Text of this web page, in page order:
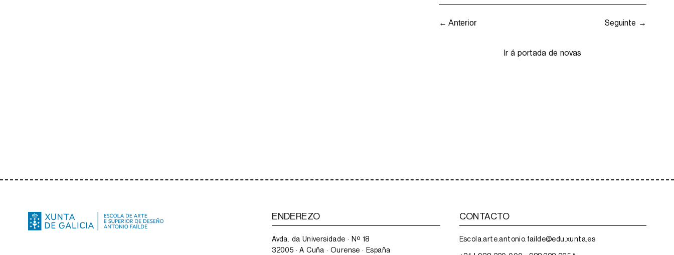
← Anterior Seguinte →
Ir á portada de novas
ENDEREZO
Avda. da Universidade · Nº 18
32005 · A Cuña · Ourense · España
CONTACTO
Escola.arte.antonio.failde@edu.xunta.es